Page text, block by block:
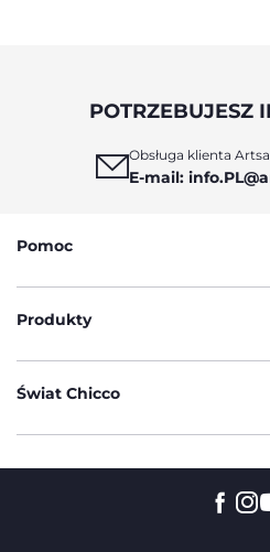
POTRZEBUJESZ
Obsługa klienta
E-mail:
Pomoc
Produkty
Świat Chicco